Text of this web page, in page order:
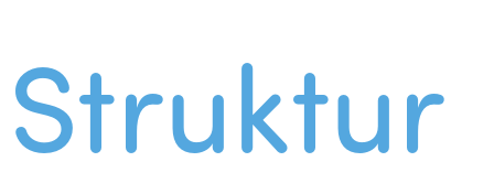
Struktur